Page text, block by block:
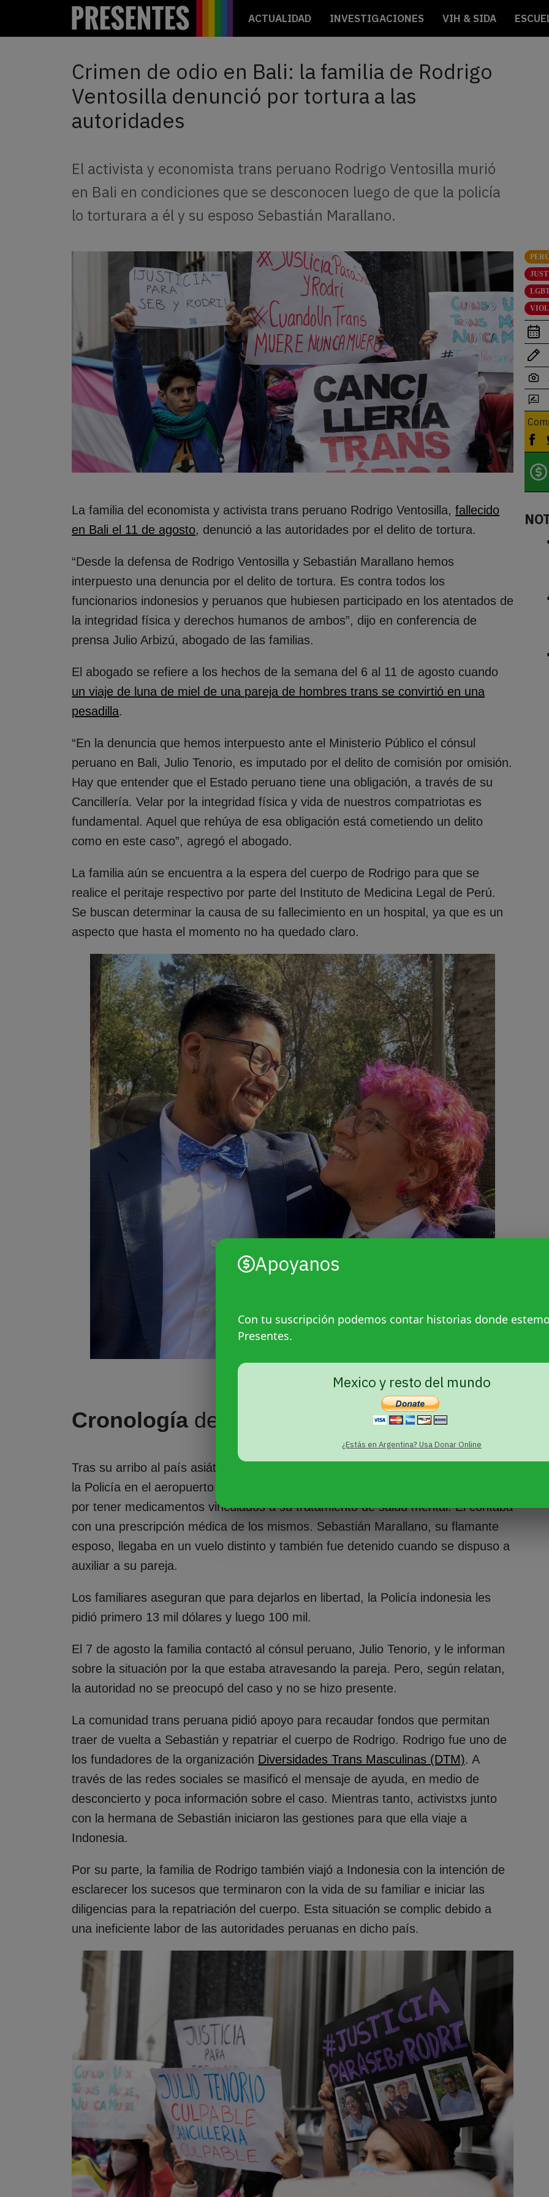
ACTUALIDAD INVESTIGACIONES VIH & SIDA
Apoyanos
Con tu suscripción podemos contar historias donde
Presentes.
Mexico y resto del mundo
¿Estás en Argentina? Usa Donar Online
Crimen de odio en Bali: la familia de Rodrigo
Ventosilla denunció por tortura a las
autoridades
El activista y economista trans peruano Rodrigo Ventosilla murió
en Bali en condiciones que se desconocen luego de que la policía
lo torturara a él y su esposo Sebastián Marallano.
La familia del economista y activista trans peruano Rodrigo Ventosilla,fallecido
en Bali el 11 de agosto, denunció a las autoridades por el delito de tortura.
“Desde la defensa de Rodrigo Ventosilla y Sebastián Marallano hemos
interpuesto una denuncia por el delito de tortura. Es contra todos los
funcionarios indonesios y peruanos que hubiesen participado en los atentados de
la integridad física y derechos humanos de ambos”, dijo en conferencia de
prensa Julio Arbizú, abogado de las familias.
El abogado se refiere a los hechos de la semana del 6 al 11 de agosto cuando
un viaje de luna de miel de una pareja de hombres trans se convirtió en una
pesadilla.
“En la denuncia que hemos interpuesto ante el Ministerio Público el cónsul
peruano en Bali, Julio Tenorio, es imputado por el delito de comisión por omisión.
Hay que entender que el Estado peruano tiene una obligación, a través de su
Cancillería. Velar por la integridad física y vida de nuestros compatriotas es
fundamental. Aquel que rehúya de esa obligación está cometiendo un delito
como en este caso”, agregó el abogado.
La familia aún se encuentra a la espera del cuerpo de Rodrigo para que se
realice el peritaje respectivo por parte del Instituto de Medicina Legal de Perú.
Se buscan determinar la causa de su fallecimiento en un hospital, ya que es un
aspecto que hasta el momento no ha quedado claro.
Rodrigo y Sebastián el día de su boda
Cronologíade las violencias
Tras su arribo al país asiático el 6 de agosto, Rodrigo Ventosilla fue detenido por
la Policía en el aeropuerto de Denpasar. Lo acusaron de ser traficante de drogas
por tener medicamentos vinculados a su tratamiento de salud mental. Él contaba
con una prescripción médica de los mismos. Sebastián Marallano, su flamante
esposo, llegaba en un vuelo distinto y también fue detenido cuando se dispuso a
auxiliar a su pareja.
Los familiares aseguran que para dejarlos en libertad, la Policía indonesia les
pidió primero 13 mil dólares y luego 100 mil.
El 7 de agosto la familia contactó al cónsul peruano, Julio Tenorio, y le informan
sobre la situación por la que estaba atravesando la pareja. Pero, según relatan,
la autoridad no se preocupó del caso y no se hizo presente.
La comunidad trans peruana pidió apoyo para recaudar fondos que permitan
traer de vuelta a Sebastián y repatriar el cuerpo de Rodrigo. Rodrigo fue uno de
los fundadores de la organización Diversidades Trans Masculinas (DTM). A
través de las redes sociales se masificó el mensaje de ayuda, en medio de
desconcierto y poca información sobre el caso. Mientras tanto, activistxs junto
con la hermana de Sebastián iniciaron las gestiones para que ella viaje a
Indonesia.
Por su parte, la familia de Rodrigo también viajó a Indonesia con la intención de
esclarecer los sucesos que terminaron con la vida de su familiar e iniciar las
diligencias para la repatriación del cuerpo. Esta situación se complic debido a
una ineficiente labor de las autoridades peruanas en dicho país.